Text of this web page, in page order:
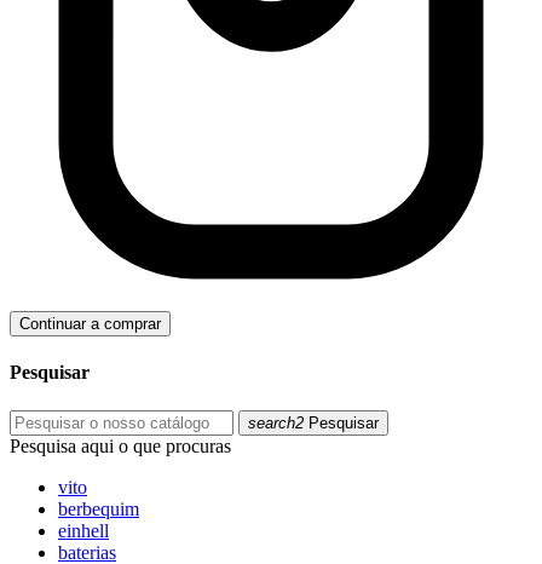
Continuar a comprar
Pesquisar
search2 Pesquisar
Pesquisa aqui o que procuras
vito
berbequim
einhell
baterias